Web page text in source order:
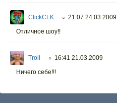
ClickCLK ○ 21:07 24.03.2009
Отличное шоу!!
Troll ○ 16:41 21.03.2009
Ничего себе!!!